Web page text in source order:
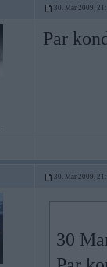
30. Mar 2009,
Par
30. Mar 2009,
30